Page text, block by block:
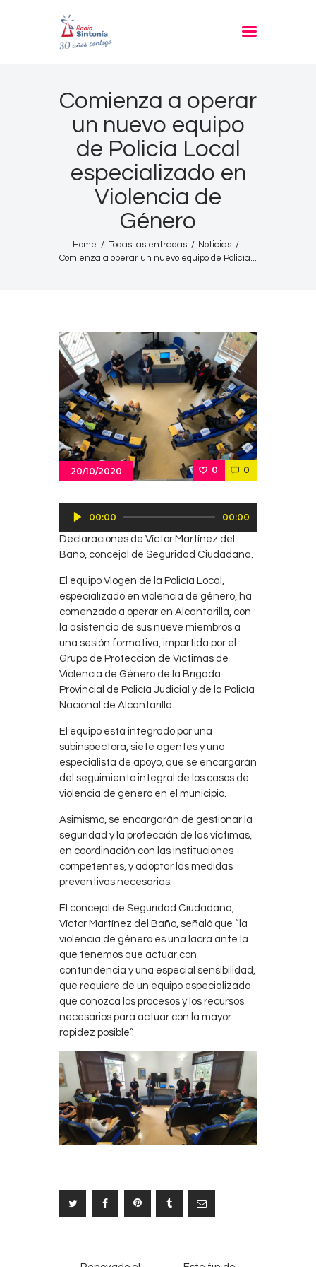
Comienza a operar
un nuevo equipo
de Policía Local
especializado en
Violencia de
Género
Home Todas las entradas
Noticias
Comienza a operar un nuevo equipo de Policía...
RADIO SINTONIA
Inicio
Entrevistas
Podcast
PROGRAMACIÓN
Contacto
20/10/2020 0 0
Reproductor
audio
00:00 00:00
Declaraciones de Víctor Martínez del
Baño, concejal de Seguridad Ciudadana.
El equipo Viogen de la Policía Local,
especializado en violencia de género, ha
comenzado a operar en Alcantarilla, con
la asistencia de sus nueve miembros a
una sesión formativa, impartida por el
Grupo de Protección de Víctimas de
Violencia de Género de la Brigada
Provincial de Policía Judicial y de la Policía
Nacional de Alcantarilla.
El equipo está integrado por una
subinspectora, siete agentes y una
especialista de apoyo, que se encargarán
del seguimiento integral de los casos de
violencia de género en el municipio.
Asimismo, se encargarán de gestionar la
seguridad y la protección de las víctimas,
en coordinación con las instituciones
competentes, y adoptar las medidas
preventivas necesarias.
El concejal de Seguridad Ciudadana,
Víctor Martínez del Baño, señaló que “la
violencia de género es una lacra ante la
que tenemos que actuar con
contundencia y una especial sensibilidad,
que requiere de un equipo especializado
que conozca los procesos y los recursos
necesarios para actuar con la mayor
rapidez posible”.